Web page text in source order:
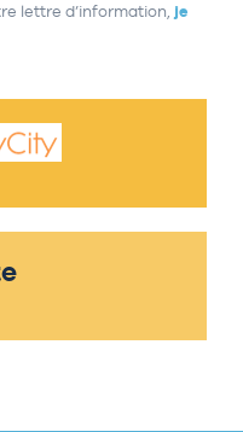
lettre d’information, je